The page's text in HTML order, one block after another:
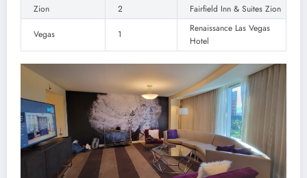
Zion
2 Fairfield Inn & Suites Zion
Vegas 1
Renaissance Las Vegas
Hotel